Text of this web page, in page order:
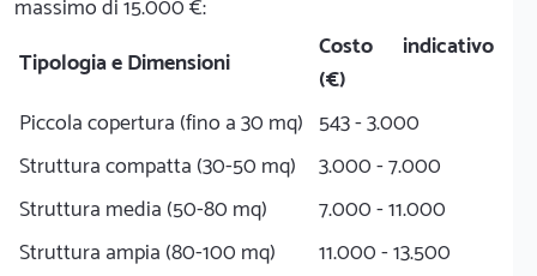
massimo di 15.000 €:
Tipologia e Dimensioni
Costo indicativo
(€)
Piccola copertura (fino a 30 mq) 543 - 3.000
Struttura compatta (30-50 mq)
3.000 - 7.000
Struttura media (50-80 mq)
7.000 - 11.000
Struttura ampia (80-100 mq)
11.000 - 13.500